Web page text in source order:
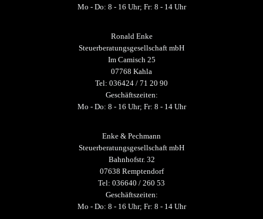
Mo - Do: 8 - 16 Uhr; Fr: 8 - 14 Uhr
Ronald Enke
Steuerberatungsgesellschaft mbH
Im Camisch 25
07768 Kahla
Tel: 036424 / 71 20 90
Geschäftszeiten:
Mo - Do: 8 - 16 Uhr; Fr: 8 - 14 Uhr
Enke & Pechmann
Steuerberatungsgesellschaft mbH
Bahnhofstr. 32
07638 Remptendorf
Tel: 036640 / 260 53
Geschäftszeiten:
Mo - Do: 8 - 16 Uhr; Fr: 8 - 14 Uhr